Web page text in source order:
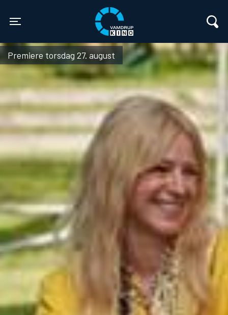
Vamdrup Kino
Premiere torsdag 27. august